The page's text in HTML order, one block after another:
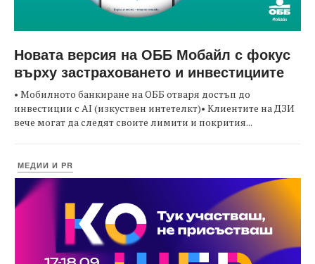
Новата версия на ОББ Мобайл с фокус
върху застраховането и инвестициите
• Мобилното банкиране на ОББ отваря достъп до
инвестиции с AI (изкуствен интетелкт)• Клиентите на ДЗИ
вече могат да следят своите лимити и покрития...
МЕДИИ И PR